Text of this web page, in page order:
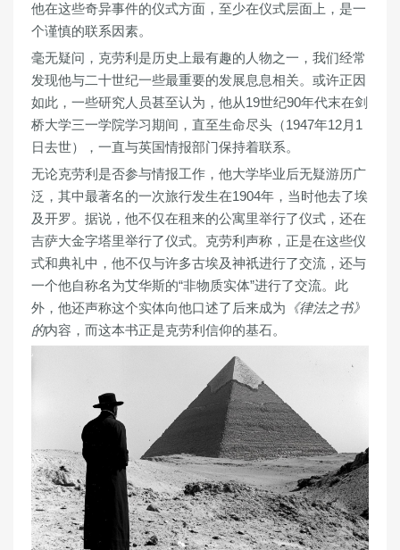
他在这些奇异事件的仪式方面，至少在仪式层面上，是一
个谨慎的联系因素。
毫无疑问，克劳利是历史上最有趣的人物之一，我们经常
发现他与二十世纪一些最重要的发展息息相关。或许正因
如此，一些研究人员甚至认为，他从19世纪90年代末在剑
桥大学三一学院学习期间，直至生命尽头（1947年12月1
日去世），一直与英国情报部门保持着联系。
无论克劳利是否参与情报工作，他大学毕业后无疑游历广
泛，其中最著名的一次旅行发生在1904年，当时他去了埃
及开罗。据说，他不仅在租来的公寓里举行了仪式，还在
吉萨大金字塔里举行了仪式。克劳利声称，正是在这些仪
式和典礼中，他不仅与许多古埃及神祇进行了交流，还与
一个他自称名为艾华斯的“非物质实体”进行了交流。此
外，他还声称这个实体向他口述了后来成为 《律法之书》
的内容，而这本书正是克劳利信仰的基石。